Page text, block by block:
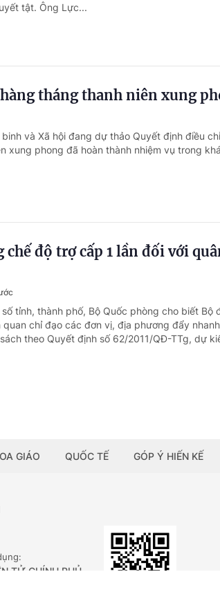
tật. Ông Lực...
tháng thanh niên xung
và Xã hội đang dự thảo Quyết định điều
xung phong đã hoàn thành nhiệm vụ trong
độ trợ cấp 1 lần đối với
tỉnh, thành phố, Bộ Quốc phòng cho biết Bộ
chỉ đạo các đơn vị, địa phương đẩy
theo Quyết định số 62/2011/QĐ-TTg, dự
GIÁO QUỐC TẾ GÓP Ý HIẾN KẾ
TỬ CHÍNH PHỦ